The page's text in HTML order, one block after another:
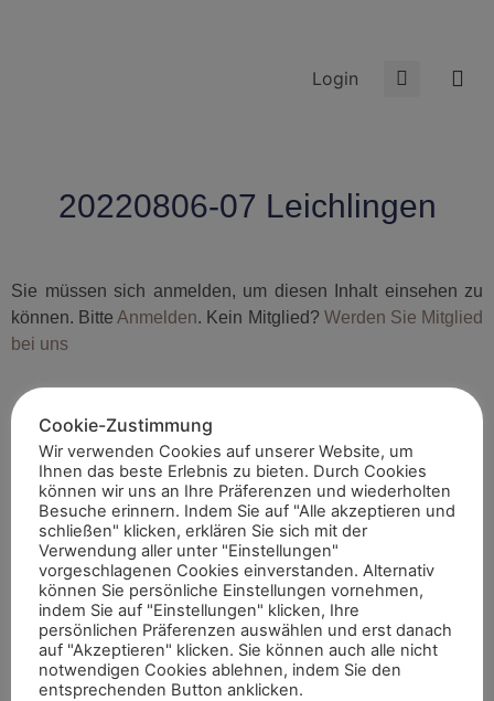
Login
20220806-07 Leichlingen
Sie müssen sich anmelden, um diesen Inhalt einsehen zu
können. BitteAnmelden. Kein Mitglied? Werden Sie Mitglied
bei uns
Cookie-Zustimmung
Wir verwenden Cookies auf unserer Website, um
Ihnen das beste Erlebnis zu bieten. Durch Cookies
können wir uns an Ihre Präferenzen und wiederholten
Besuche erinnern. Indem Sie auf "Alle akzeptieren und
schließen" klicken, erklären Sie sich mit der
Verwendung aller unter "Einstellungen"
vorgeschlagenen Cookies einverstanden. Alternativ
können Sie persönliche Einstellungen vornehmen,
indem Sie auf "Einstellungen" klicken, Ihre
persönlichen Präferenzen auswählen und erst danach
auf "Akzeptieren" klicken. Sie können auch alle nicht
notwendigen Cookies ablehnen, indem Sie den
entsprechenden Button anklicken.